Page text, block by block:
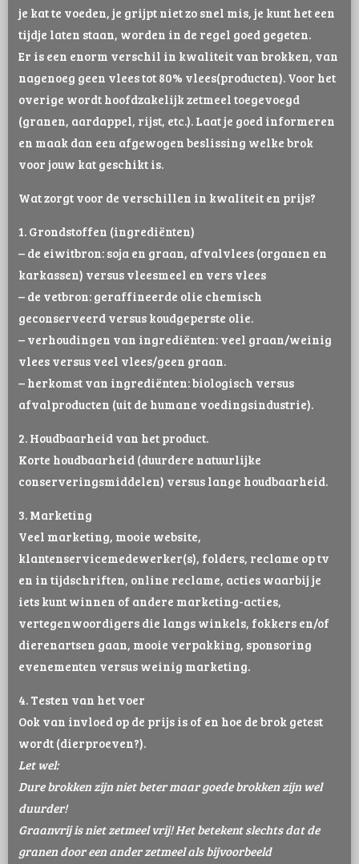
je kat te voeden, je grijpt niet zo snel mis, je kunt het een
tijdje laten staan, worden in de regel goed gegeten.
Er is een enorm verschil in kwaliteit van brokken, van
nagenoeg geen vlees tot 80% vlees(producten). Voor het
overige wordt hoofdzakelijk zetmeel toegevoegd
(granen, aardappel, rijst, etc.). Laat je goed informeren
en maak dan een afgewogen beslissing welke brok
voor jouw kat geschikt is.
Wat zorgt voor de verschillen in kwaliteit en prijs?
1. Grondstoffen (ingrediënten)
– de eiwitbron: soja en graan, afvalvlees (organen en
karkassen) versus vleesmeel en vers vlees
– de vetbron: geraffineerde olie chemisch
geconserveerd versus koudgeperste olie.
– verhoudingen van ingrediënten: veel graan/weinig
vlees versus veel vlees/geen graan.
– herkomst van ingrediënten: biologisch versus
afvalproducten (uit de humane voedingsindustrie).
2. Houdbaarheid van het product.
Korte houdbaarheid (duurdere natuurlijke
conserveringsmiddelen) versus lange houdbaarheid.
3. Marketing
Veel marketing, mooie website,
klantenservicemedewerker(s), folders, reclame op tv
en in tijdschriften, online reclame, acties waarbij je
iets kunt winnen of andere marketing-acties,
vertegenwoordigers die langs winkels, fokkers en/of
dierenartsen gaan, mooie verpakking, sponsoring
evenementen versus weinig marketing.
4. Testen van het voer
Ook van invloed op de prijs is of en hoe de brok getest
wordt (dierproeven?).
Let wel:
Dure brokken zijn niet beter maar goede brokken zijn wel
duurder!
Graanvrij is niet zetmeel vrij! Het betekent slechts dat de
granen door een ander zetmeel als bijvoorbeeld